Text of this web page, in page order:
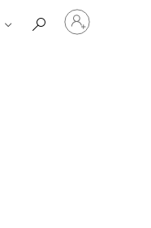
Logg
på
kontoen